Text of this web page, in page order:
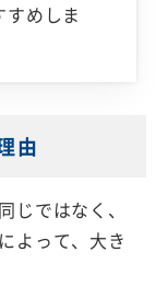
めしま
由
じではなく、
よって、大き